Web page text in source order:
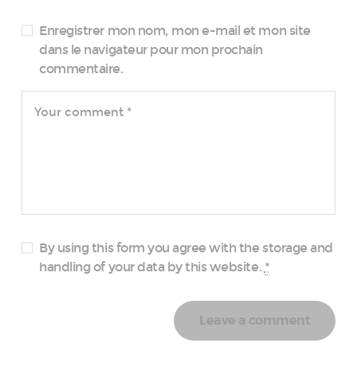
Enregistrer mon nom, mon e-mail et mon site
dans le navigateur pour mon prochain
commentaire.
By using this form you agree with the storage and
handling of your data by this website. *